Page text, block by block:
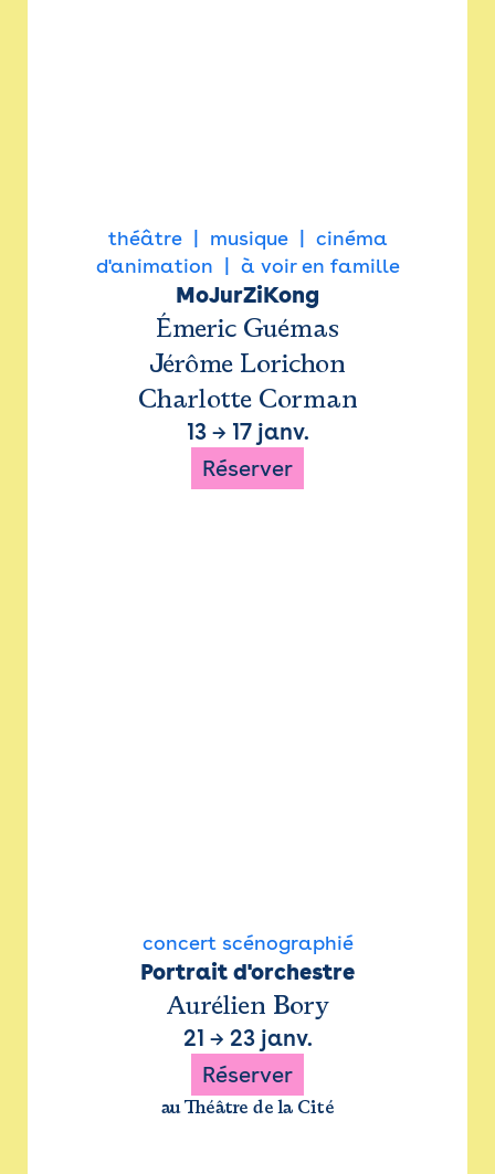
théâtre musique
cinéma
d'animation
à voir en famille
MoJurZiKong
Émeric Guémas
Jérôme Lorichon
Charlotte Corman
13→ 17 janv.
Réserver
concert scénographié
Portrait d'orchestre
Aurélien Bory
21 → 23 janv.
Réserver
au Théâtre de la Cité